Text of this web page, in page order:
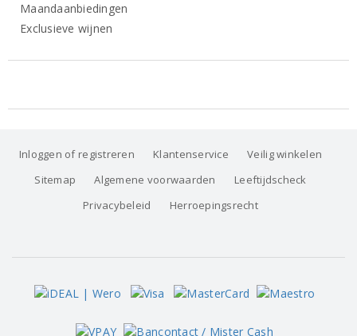
Maandaanbiedingen
Exclusieve wijnen
Inloggen of registreren Klantenservice
Veilig winkelen
Sitemap
Algemene voorwaarden
Leeftijdscheck
Privacybeleid
Herroepingsrecht